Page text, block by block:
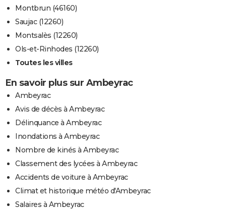
Montbrun (46160)
Saujac (12260)
Montsalès (12260)
Ols-et-Rinhodes (12260)
Toutes les villes
En savoir plus sur Ambeyrac
Ambeyrac
Avis de décès à Ambeyrac
Délinquance à Ambeyrac
Inondations à Ambeyrac
Nombre de kinés à Ambeyrac
Classement des lycées à Ambeyrac
Accidents de voiture à Ambeyrac
Climat et historique météo d'Ambeyrac
Salaires à Ambeyrac